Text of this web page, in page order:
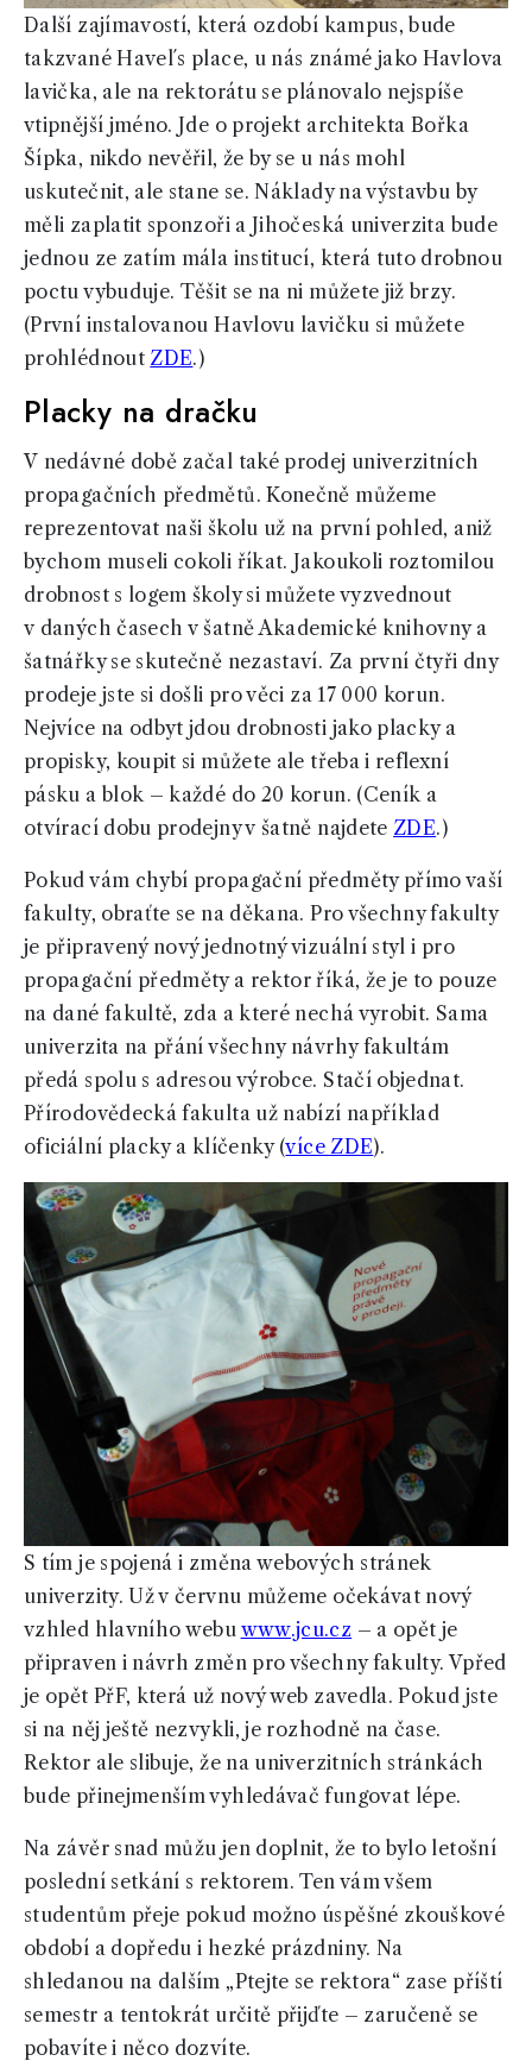
Další zajímavostí, která ozdobí kampus, bude
takzvané Havel´s place, u nás známé jako Havlova
lavička, ale na rektorátu se plánovalo nejspíše
vtipnější jméno. Jde o projekt architekta Bořka
Šípka, nikdo nevěřil, že by se u nás mohl
uskutečnit, ale stane se. Náklady na výstavbu by
měli zaplatit sponzoři a Jihočeská univerzita bude
jednou ze zatím mála institucí, která tuto drobnou
poctu vybuduje. Těšit se na ni můžete již brzy.
(První instalovanou Havlovu lavičku si můžete
prohlédnout ZDE.)
Placky na dračku
V nedávné době začal také prodej univerzitních
propagačních předmětů. Konečně můžeme
reprezentovat naši školu už na první pohled, aniž
bychom museli cokoli říkat. Jakoukoli roztomilou
drobnost s logem školy si můžete vyzvednout
v daných časech v šatně Akademické knihovny a
šatnářky se skutečně nezastaví. Za první čtyři dny
prodeje jste si došli pro věci za 17 000 korun.
Nejvíce na odbyt jdou drobnosti jako placky a
propisky, koupit si můžete ale třeba i reflexní
pásku a blok – každé do 20 korun. (Ceník a
otvírací dobu prodejny v šatně najdete ZDE.)
Pokud vám chybí propagační předměty přímo vaší
fakulty, obraťte se na děkana. Pro všechny fakulty
je připravený nový jednotný vizuální styl i pro
propagační předměty a rektor říká, že je to pouze
na dané fakultě, zda a které nechá vyrobit. Sama
univerzita na přání všechny návrhy fakultám
předá spolu s adresou výrobce. Stačí objednat.
Přírodovědecká fakulta už nabízí například
oficiální placky a klíčenky (více ZDE).
S tím je spojená i změna webových stránek
univerzity. Už v červnu můžeme očekávat nový
vzhled hlavního webu www.jcu.cz – a opět je
připraven i návrh změn pro všechny fakulty. Vpřed
je opět PřF, která už nový web zavedla. Pokud jste
si na něj ještě nezvykli, je rozhodně na čase.
Rektor ale slibuje, že na univerzitních stránkách
bude přinejmenším vyhledávač fungovat lépe.
Na závěr snad můžu jen doplnit, že to bylo letošní
poslední setkání s rektorem. Ten vám všem
studentům přeje pokud možno úspěšné zkouškové
období a dopředu i hezké prázdniny. Na
shledanou na dalším „Ptejte se rektora“ zase příští
semestr a tentokrát určitě přijďte – zaručeně se
pobavíte i něco dozvíte.